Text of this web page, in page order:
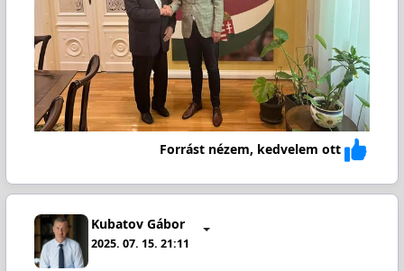
Forrást nézem, kedvelem ott
Kubatov Gábor
2025. 07. 15. 21:11